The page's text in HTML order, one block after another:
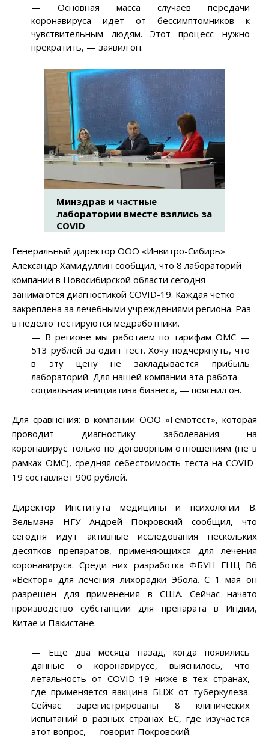
— Основная масса случаев передачи
коронавируса идет от бессимптомников к
чувствительным людям. Этот процесс нужно
прекратить, — заявил он.
Минздрав и частные
лаборатории вместе взялись за
COVID
Генеральный директор ООО «Инвитро-Сибирь»
Александр Хамидуллин сообщил, что 8 лабораторий
компании в Новосибирской области сегодня
занимаются диагностикой COVID-19. Каждая четко
закреплена за лечебными учреждениями региона. Раз
в неделю тестируются медработники.
— В регионе мы работаем по тарифам ОМС —
513 рублей за один тест. Хочу подчеркнуть, что
в эту цену не закладывается прибыль
лабораторий. Для нашей компании эта работа —
социальная инициатива бизнеса, — пояснил он.
Для сравнения: в компании ООО «Гемотест», которая
проводит диагностику заболевания на
коронавирус только по договорным отношениям (не в
рамках ОМС), средняя себестоимость теста на COVID-
19 составляет 900 рублей.
Директор Института медицины и психологии В.
Зельмана НГУ Андрей Покровский сообщил, что
сегодня идут активные исследования нескольких
десятков препаратов, применяющихся для лечения
коронавируса. Среди них разработка ФБУН ГНЦ Вб
«Вектор» для лечения лихорадки Эбола. С 1 мая он
разрешен для применения в США. Сейчас начато
производство субстанции для препарата в Индии,
Китае и Пакистане.
— Еще два месяца назад, когда появились
данные о коронавирусе, выяснилось, что
летальность от COVID-19 ниже в тех странах,
где применяется вакцина БЦЖ от туберкулеза.
Сейчас зарегистрированы 8 клинических
испытаний в разных странах ЕС, где изучается
этот вопрос, — говорит Покровский.